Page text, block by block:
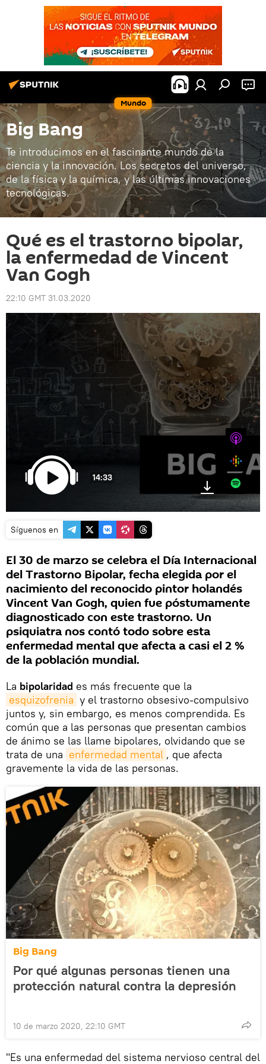
Mundo
Big Bang
Te introducimos en el fascinante mundo de la
ciencia y la innovación. Los secretos del universo,
de la física y la química, y las últimas innovaciones
tecnológicas.
Qué es el trastorno bipolar,
la enfermedad de Vincent
Van Gogh
22:10 GMT 31.03.2020
14:33
iTunes
Google
Spotify
Síguenos en
El 30 de marzo se celebra el Día Internacional
del Trastorno Bipolar, fecha elegida por el
nacimiento del reconocido pintor holandés
Vincent Van Gogh, quien fue póstumamente
diagnosticado con este trastorno. Un
psiquiatra nos contó todo sobre esta
enfermedad mental que afecta a casi el 2 %
de la población mundial.
La bipolaridad es más frecuente que la
esquizofrenia y el trastorno obsesivo-compulsivo
juntos y, sin embargo, es menos comprendida. Es
común que a las personas que presentan cambios
de ánimo se las llame bipolares, olvidando que se
trata de una enfermedad mental , que afecta
gravemente la vida de las personas.
Big Bang
Por qué algunas personas tienen una
protección natural contra la depresión
10 de marzo 2020, 22:10 GMT
"Es una enfermedad del sistema nervioso central del